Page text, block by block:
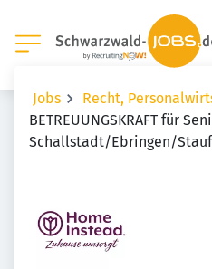
Jobs
Recht,
BETREUUNGSKRAFT für
Schallstadt/Ebringen/